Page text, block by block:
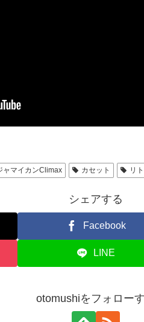
ャマイカンClimax カセット リ
シェアする
Facebook
LINE
otomushiをフォロー